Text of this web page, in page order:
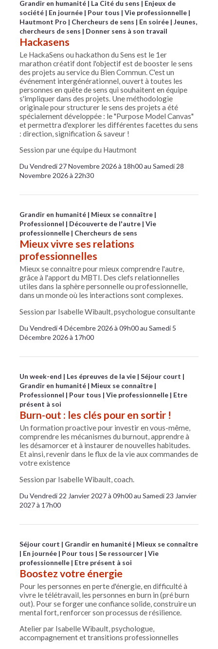
Grandir en humanité La Cité du sens
Enjeux de
société
En journée Pour tous
Vie professionnelle
Hautmont Pro
Chercheurs de sens En soirée Jeunes,
chercheurs de sens
Donner sens à son travail
Hackasens
Le HackaSens ou hackathon du Sens est le 1er
marathon créatif dont l'objectif est de booster le sens
des projets au service du Bien Commun. C'est un
événement intergénérationnel, ouvert à toutes les
personnes en quête de sens qui souhaitent en équipe
s'impliquer dans des projets. Une méthodologie
originale pour structurer le sens des projets a été
spécialement développée : le "Purpose Model Canvas"
et permettra d'explorer les différentes facettes du sens
: direction, signification & saveur !
Session par une équipe du Hautmont
Du Vendredi 27 Novembre 2026 à 18h00 au Samedi 28
Novembre 2026 à 22h30
Grandir en humanité
Mieux se connaître
Professionnel
Découverte de l'autre Vie
professionnelle
Chercheurs de sens
Mieux vivre ses relations
professionnelles
Mieux se connaitre pour mieux comprendre l'autre,
grâce à l'apport du MBTI. Des clefs relationnelles
utiles dans la sphère personnelle ou professionnelle,
dans un monde où les interactions sont complexes.
Session par Isabelle Wibault, psychologue consultante
Du Vendredi 4 Décembre 2026 à 09h00 au Samedi 5
Décembre 2026 à 17h00
Un week-end Les épreuves de la vie Séjour court
Grandir en humanité
Mieux se connaître
Professionnel
Pour tous Vie professionnelle
Etre
présent à soi
Burn-out : les clés pour en sortir !
Un formation proactive pour investir en vous-même,
comprendre les mécanismes du burnout, apprendre à
les désamorcer et à instaurer de nouvelles habitudes.
Et ainsi, revenir dans le flux de la vie aux commandes de
votre existence
Session par Isabelle Wibault, coach.
Du Vendredi 22 Janvier 2027 à 09h00 au Samedi 23 Janvier
2027 à 17h00
Séjour court Grandir en humanité
Mieux se connaître
En journée
Pour tous Se ressourcer Vie
professionnelle
Etre présent à soi
Boostez votre énergie
Pour les personnes en perte d'énergie, en difficulté à
vivre le télétravail, les personnes en burn in (pré burn
out). Pour se forger une confiance solide, construire un
mental fort, renforcer son processus de résilience.
Atelier par Isabelle Wibault, psychologue,
accompagnement et transitions professionnelles